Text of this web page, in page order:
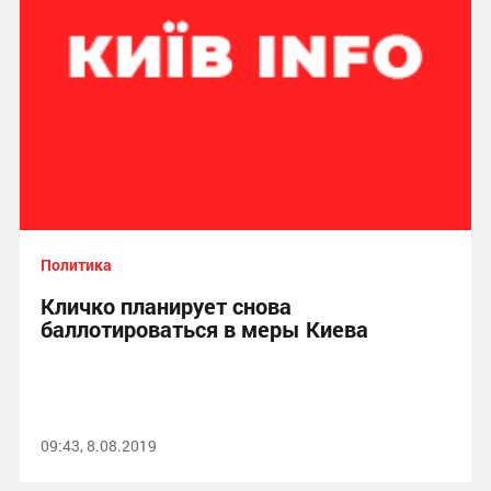
Политика
Кличко планирует снова
баллотироваться в меры Киева
09:43, 8.08.2019